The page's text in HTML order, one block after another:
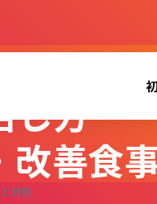
は
し方
善食
対処